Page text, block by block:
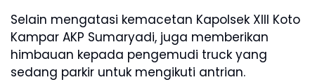
Selain mengatasi kemacetan Kapolsek Xlll Koto
Kampar AKP Sumaryadi, juga memberikan
himbauan kepada pengemudi truck yang
sedang parkir untuk mengikuti antrian.